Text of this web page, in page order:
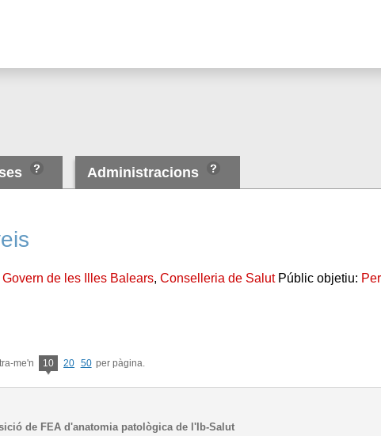
Administracions
Govern de les Illes Balears,Conselleria de SalutPúblic objetiu:
me'n 10 20 50 per pàgina.
de FEA d'anatomia patològica de l'Ib-Salut